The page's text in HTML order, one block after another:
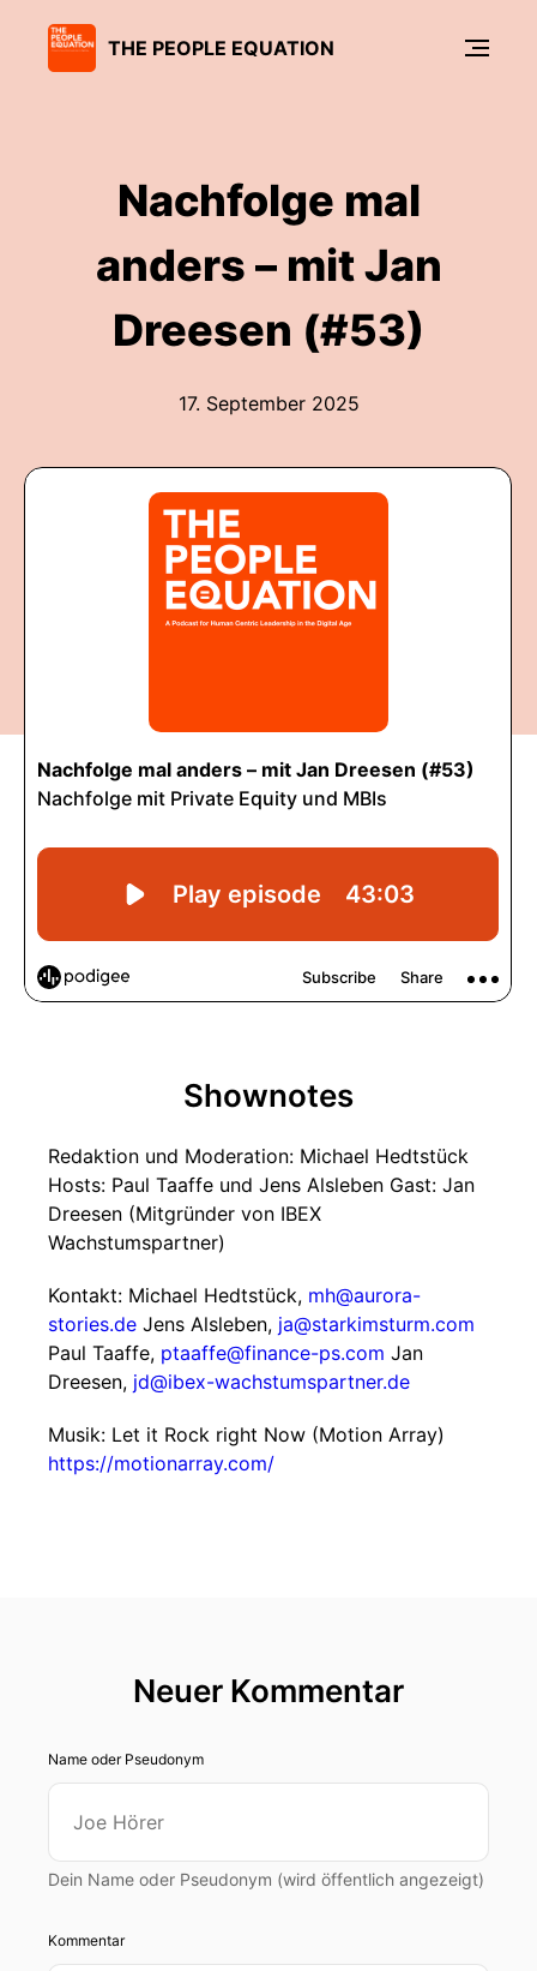
THE PEOPLE EQUATION
Nachfolge mal
anders – mit Jan
Dreesen (#53)
17. September 2025
Shownotes
Redaktion und Moderation: Michael Hedtstück
Hosts: Paul Taaffe und Jens Alsleben Gast: Jan
Dreesen (Mitgründer von IBEX
Wachstumspartner)
Kontakt: Michael Hedtstück, mh@aurora-
stories.de Jens Alsleben, ja@starkimsturm.com
Paul Taaffe, ptaaffe@finance-ps.com Jan
Dreesen, jd@ibex-wachstumspartner.de
Musik: Let it Rock right Now (Motion Array)
https://motionarray.com/
Neuer Kommentar
Name oder Pseudonym
Dein Name oder Pseudonym (wird öffentlich angezeigt)
Kommentar